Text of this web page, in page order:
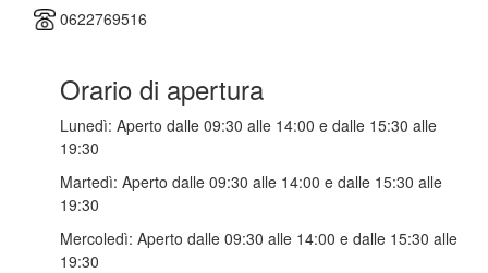
0622769516
Orario di apertura
Lunedì: Aperto dalle 09:30 alle 14:00 e dalle 15:30 alle
19:30
Martedì: Aperto dalle 09:30 alle 14:00 e dalle 15:30 alle
19:30
Mercoledì: Aperto dalle 09:30 alle 14:00 e dalle 15:30 alle
19:30